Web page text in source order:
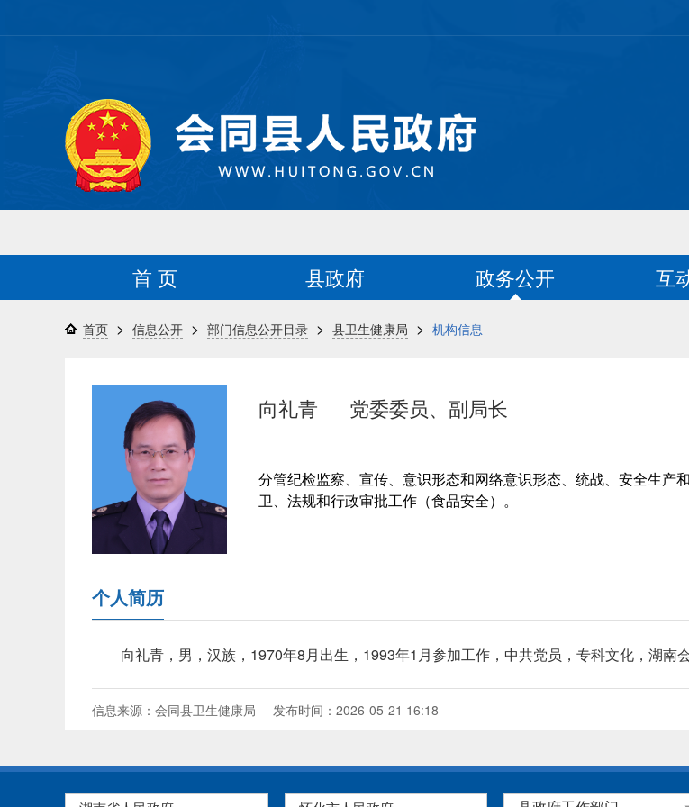
首 页 县政府 政务公开 互
首页 > 信息公开 > 部门信息公开目录 > 县卫生健康局 > 机构信息
向礼青 党委委员、副局长
分管纪检监察、宣传、意识形态和网络意识形态、统战、安全生
卫、法规和行政审批工作（食品安全）。
个人简历
向礼青，男，汉族，1970年8月出生，1993年1月参加工作，中共党员，专科文化，湖南会
信息来源：会同县卫生健康局 发布时间：2026-05-21 16:18